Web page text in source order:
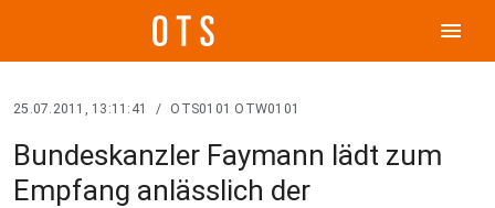
menu
25.07.2011, 13:11:41 / OTS0101 OTW0101
Bundeskanzler Faymann lädt zum
Empfang anlässlich der